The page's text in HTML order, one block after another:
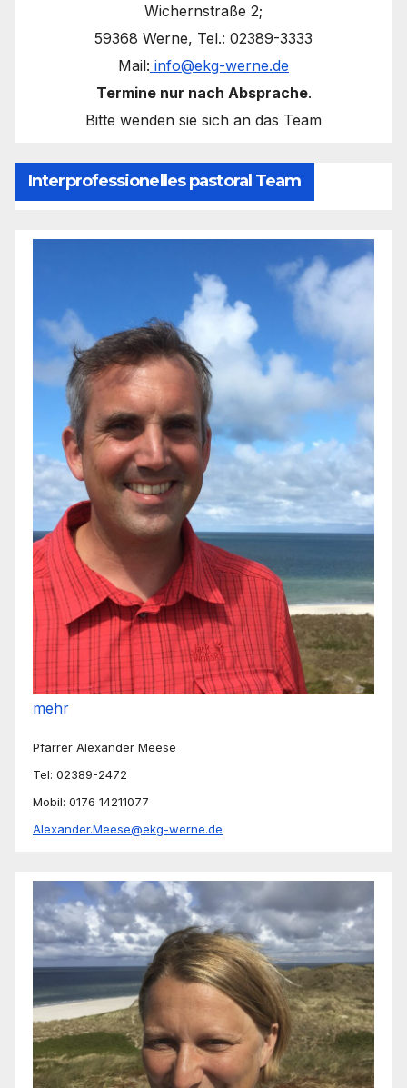
Wichernstraße 2;
59368 Werne, Tel.: 02389-3333
Mail: info@ekg-werne.de
Termine nur nach Absprache.
Bitte wenden sie sich an das Team
Interprofessionelles pastoral Team
mehr
Pfarrer Alexander Meese
Tel: 02389-2472
Mobil: 0176 14211077
Alexander.Meese@ekg-werne.de